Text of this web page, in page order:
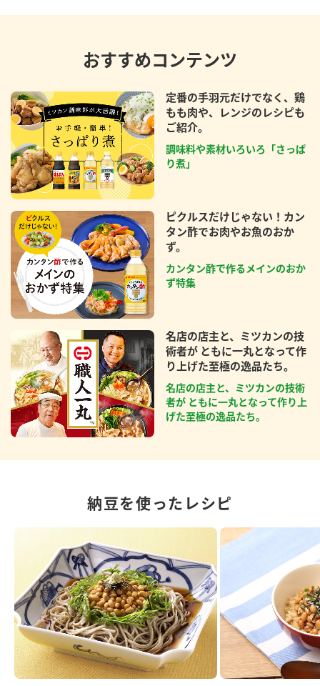
おすすめコンテンツ
定番の手羽元だけでなく、鶏
もも肉や、レンジのレシピも
ご紹介。
調味料や素材いろいろ「さっぱ
り煮」
ピクルスだけじゃない！カン
タン酢でお肉やお魚のおか
ず。
カンタン酢で作るメインのおか
ず特集
名店の店主と、ミツカンの技
術者が ともに一丸となって作
り上げた至極の逸品たち。
名店の店主と、ミツカンの技術
者が ともに一丸となって作り上
げた至極の逸品たち。
納豆を使ったレシピ